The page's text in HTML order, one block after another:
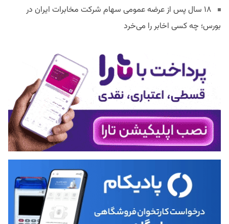
۱۸ سال پس از عرضه عمومی سهام شرکت مخابرات ایران در
بورس؛ چه کسی اخابر را می‌خرد